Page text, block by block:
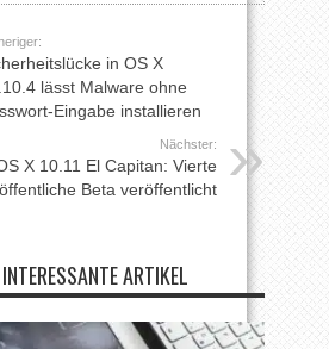
in OS X
lässt Malware ohne
Eingabe installieren
Nächster:
X 10.11 El Capitan: Vierte
öffentliche Beta veröffentlicht
ARTIKEL